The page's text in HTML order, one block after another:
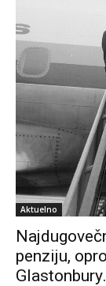
Aktuelno
penziju,